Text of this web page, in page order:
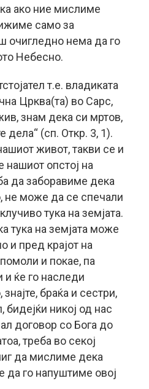
ако ние мислиме
само за
очигледно нема да го
Небесно.
т.е. владиката
Црква(та) во Сарс,
знам дека си мртов,
дела“ (сп. Откр. 3, 1).
живот, такви се и
нашиот опстој на
да заборавиме дека
не може да се спечали
тука на земјата.
тука на земјата може
и пред крајот на
и покае, па
и ќе го наследи
браќа и сестри,
бидејќи никој од нас
договор со Бога до
треба во секој
да мислиме дека
да го напуштиме овој